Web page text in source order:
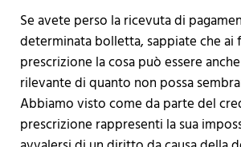
Se avete perso la ricevuta di
determinata bolletta, sappiate che ai
prescrizione la cosa può essere
rilevante di quanto non possa
Abbiamo visto come da parte del
prescrizione rappresenti la sua